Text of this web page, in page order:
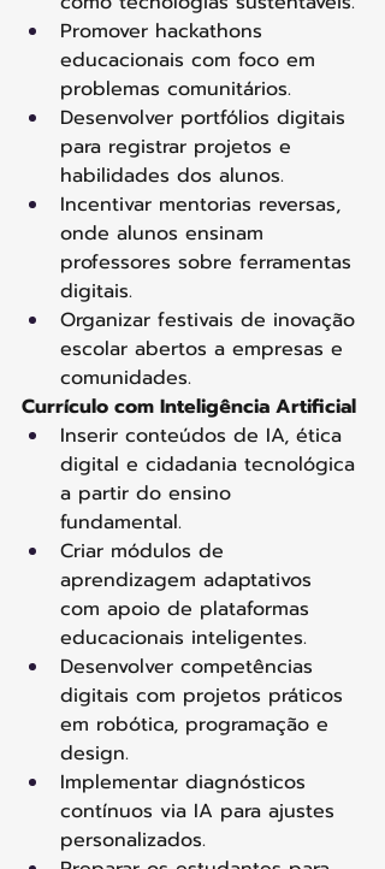
Promover hackathons
educacionais com foco em
problemas comunitários.
Desenvolver portfólios digitais
para registrar projetos e
habilidades dos alunos.
Incentivar mentorias reversas,
onde alunos ensinam
professores sobre ferramentas
digitais.
Organizar festivais de inovação
escolar abertos a empresas e
comunidades.
Currículo com Inteligência Artificial
Inserir conteúdos de IA, ética
digital e cidadania tecnológica
a partir do ensino
fundamental.
Criar módulos de
aprendizagem adaptativos
com apoio de plataformas
educacionais inteligentes.
Desenvolver competências
digitais com projetos práticos
em robótica, programação e
design.
Implementar diagnósticos
contínuos via IA para ajustes
personalizados.